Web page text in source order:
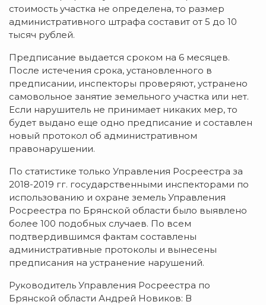
стоимость участка не определена, то размер
административного штрафа составит от 5 до 10
тысяч рублей.
Предписание выдается сроком на 6 месяцев.
После истечения срока, установленного в
предписании, инспекторы проверяют, устранено
самовольное занятие земельного участка или нет.
Если нарушитель не принимает никаких мер, то
будет выдано еще одно предписание и составлен
новый протокол об административном
правонарушении.
По статистике только Управления Росреестра за
2018-2019 гг. государственными инспекторами по
использованию и охране земель Управления
Росреестра по Брянской области было выявлено
более 100 подобных случаев. По всем
подтвердившимся фактам составлены
административные протоколы и вынесены
предписания на устранение нарушений.
Руководитель Управления Росреестра по
Брянской области Андрей Новиков: В